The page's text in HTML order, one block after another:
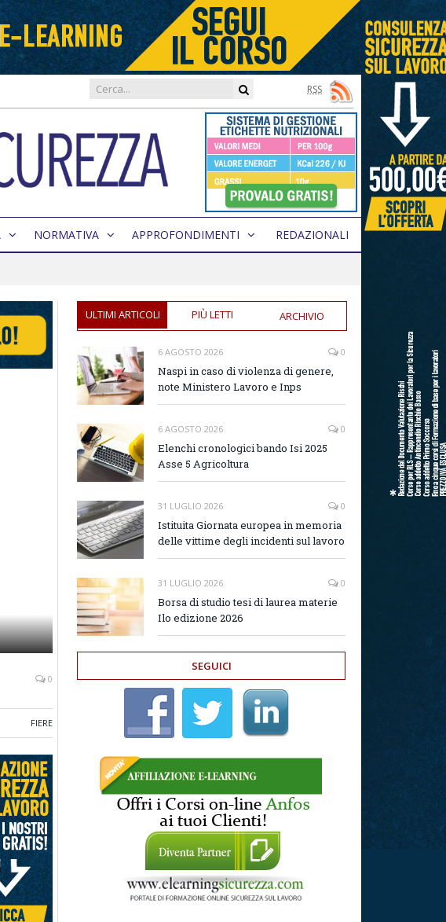
RSS
NORMATIVA APPROFONDIMENTI REDAZIONALI
0
FIERE
ULTIMI ARTICOLI PIÙ LETTI ARCHIVIO
6 AGOSTO 2026 0
Naspi in caso di violenza di genere,
note Ministero Lavoro e Inps
6 AGOSTO 2026 0
Elenchi cronologici bando Isi 2025
Asse 5 Agricoltura
31 LUGLIO 2026 0
Istituita Giornata europea in memoria
delle vittime degli incidenti sul lavoro
31 LUGLIO 2026 0
Borsa di studio tesi di laurea materie
Ilo edizione 2026
SEGUICI